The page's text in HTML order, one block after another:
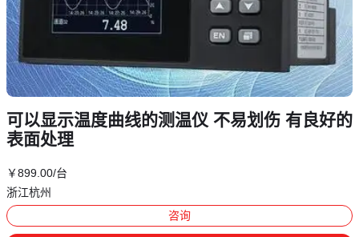
可以显示温度曲线的测温仪 不易划伤 有良好的
表面处理
￥899 .00/台
浙江杭州
咨询